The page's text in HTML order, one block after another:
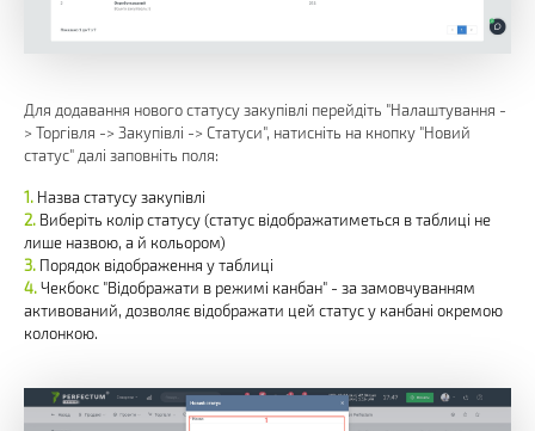
Для додавання нового статусу закупівлі перейдіть "Налаштування -
> Торгівля -> Закупівлі -> Статуси", натисніть на кнопку "Новий
статус" далі заповніть поля:
Назва статусу закупівлі
Виберіть колір статусу (статус відображатиметься в таблиці не
лише назвою, а й кольором)
Порядок відображення у таблиці
Чекбокс "Відображати в режимі канбан" - за замовчуванням
активований, дозволяє відображати цей статус у канбані окремою
колонкою.